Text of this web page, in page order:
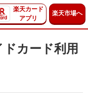
楽天カード
アプリ
楽天市場へ
カード利用